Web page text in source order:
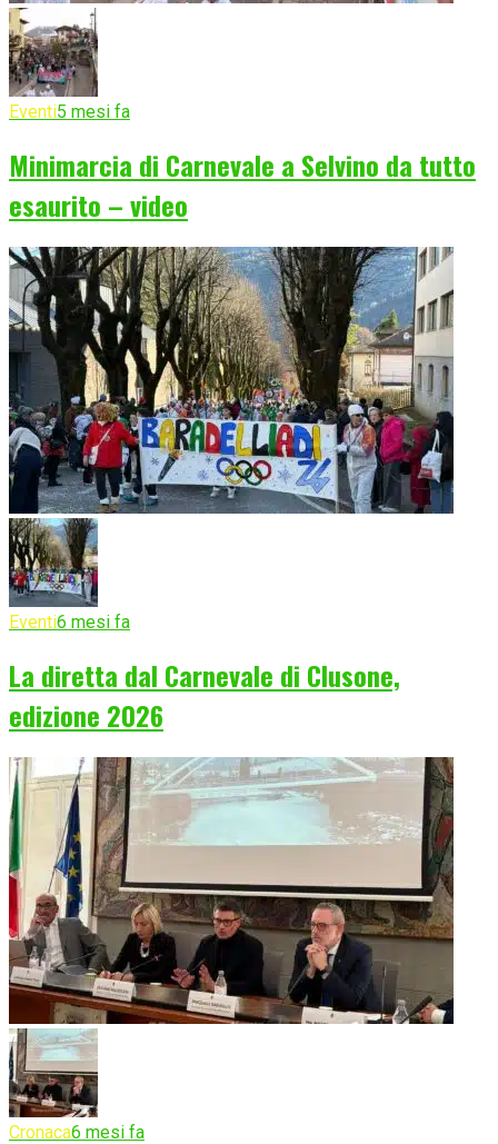
Eventi5 mesi fa
Minimarcia di Carnevale a Selvino da tutto
esaurito – video
Eventi6 mesi fa
La diretta dal Carnevale di Clusone,
edizione 2026
Cronaca6 mesi fa